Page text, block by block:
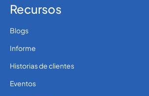
Recursos
Blogs
Informe
Historias de clientes
Eventos